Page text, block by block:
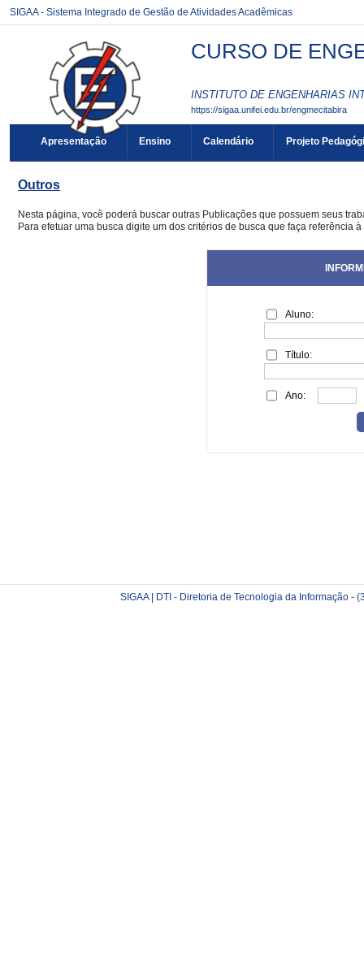
SIGAA - Sistema Integrado de Gestão de Atividades Acadêmicas
CURSO DE
INSTITUTO DE ENGENHARIAS
https://sigaa.unifei.edu.br/engmecitabira
Apresentação Ensino Calendário Projeto
Outros
Nesta página, você poderá buscar outras Publicações que possuem seus
Para efetuar uma busca digite um dos critérios de busca que faça referência
Aluno:
Título:
Ano:
SIGAA | DTI - Diretoria de Tecnologia da Informação